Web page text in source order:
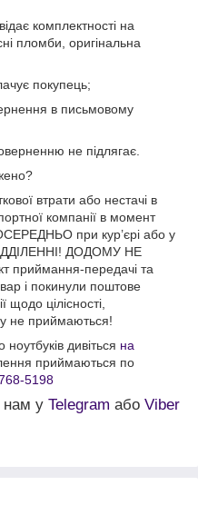
комплектності на
пломби, оригінальна
покупець;
в письмовому
не підлягає.
втрати або нестачі в
компанії в момент
при кур’єрі або у
ДОДОМУ НЕ
приймання-передачі та
і покинули поштове
щодо цілісності,
не приймаються!
дивіться на
приймаються по
5198
нам у Telegram або Viber